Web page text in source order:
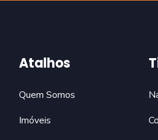
Atalhos
Quem Somos
Imóveis